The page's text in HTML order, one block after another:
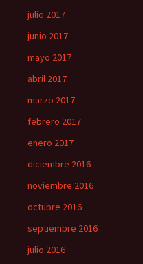
julio 2017
junio 2017
mayo 2017
abril 2017
marzo 2017
febrero 2017
enero 2017
diciembre 2016
noviembre 2016
octubre 2016
septiembre 2016
julio 2016